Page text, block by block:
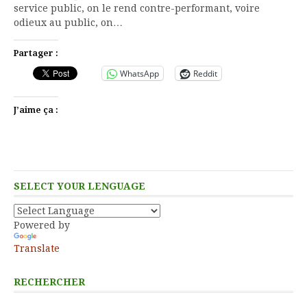
service public, on le rend contre-performant, voire
odieux au public, on…
Partager :
WhatsApp Reddit
J’aime ça :
SELECT YOUR LENGUAGE
Powered by
Translate
RECHERCHER